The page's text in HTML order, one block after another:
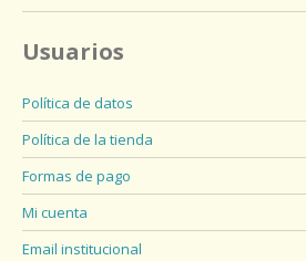
Usuarios
Política de datos
Política de la tienda
Formas de pago
Mi cuenta
Email institucional